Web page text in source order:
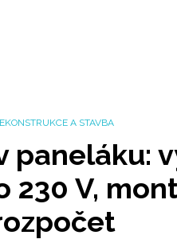
A STAVBA
paneláku:
230 V,